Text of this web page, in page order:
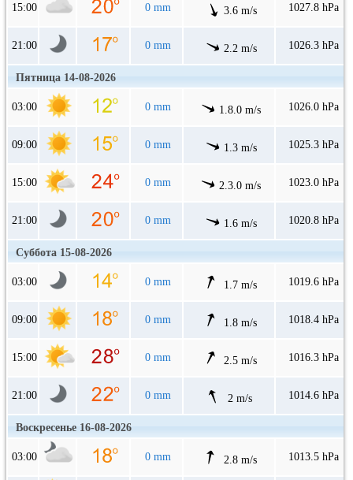
15:00 0 mm 3.6 m/s 1027.8 hPa
21:00 0 mm 2.2 m/s 1026.3 hPa
Пятница 14-08-2026
03:00 0 mm 1.8.0 m/s 1026.0 hPa
09:00 0 mm 1.3 m/s 1025.3 hPa
15:00 0 mm 2.3.0 m/s 1023.0 hPa
21:00 0 mm 1.6 m/s 1020.8 hPa
Суббота 15-08-2026
03:00 0 mm 1.7 m/s 1019.6 hPa
09:00 0 mm 1.8 m/s 1018.4 hPa
15:00 0 mm 2.5 m/s 1016.3 hPa
21:00 0 mm 2 m/s 1014.6 hPa
Воскресенье 16-08-2026
03:00 0 mm 2.8 m/s 1013.5 hPa